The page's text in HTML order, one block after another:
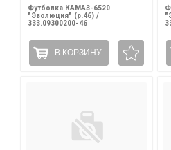
Футболка КАМАЗ-6520
"Эволюция" (р.46) /
333.09300200-46
В КОРЗИНУ